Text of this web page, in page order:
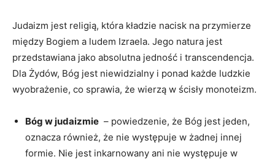
Judaizm jest ⁤religią, która​ kładzie nacisk na przymierze
między Bogiem ‍a‍ ludem⁤ Izraela. ⁢Jego natura jest
przedstawiana jako ⁢absolutna jedność i transcendencja.
Dla Żydów, Bóg⁣ jest niewidzialny i ponad każde ludzkie
wyobrażenie, co⁣ sprawia, że‌ wierzą ‌w ‍ścisły monoteizm.
Bóg w judaizmie ‍ – powiedzenie, że Bóg jest jeden,
oznacza również, że nie ​występuje w żadnej innej
⁢formie. Nie jest inkarnowany ani nie występuje w